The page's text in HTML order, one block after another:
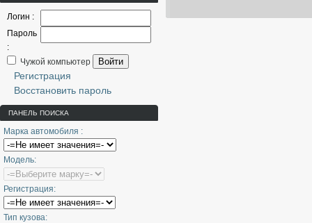
Логин :
Пароль
:
Чужой компьютер
Войти
Регистрация
Восстановить пароль
ПАНЕЛЬ ПОИСКА
Марка автомобиля :
Модель:
Регистрация:
Тип кузова: